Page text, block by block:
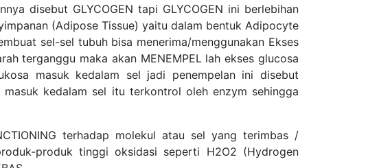
disebut GLYCOGEN tapi GLYCOGEN ini berlebihan
(Adipose Tissue) yaitu dalam bentuk Adipocyte
sel-sel tubuh bisa menerima/menggunakan Ekses
terganggu maka akan MENEMPEL lah ekses glucosa
masuk kedalam sel jadi penempelan ini disebut
kedalam sel itu terkontrol oleh enzym sehingga
terhadap molekul atau sel yang terimbas /
produk tinggi oksidasi seperti H2O2 (Hydrogen